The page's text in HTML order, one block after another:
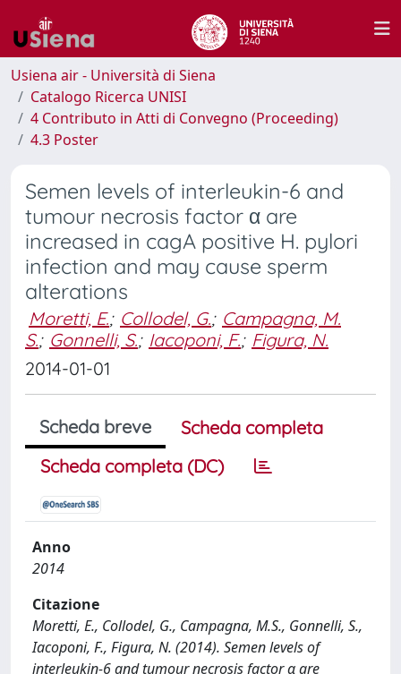
Usiena air - Università di Siena
Catalogo Ricerca UNISI
4 Contributo in Atti di Convegno (Proceeding)
4.3 Poster
Semen levels of interleukin-6 and
tumour necrosis factor α are
increased in cagA positive H. pylori
infection and may cause sperm
alterations
Moretti, E.; Collodel, G.; Campagna, M.
S.; Gonnelli, S.; Iacoponi, F.; Figura, N.
2014-01-01
Scheda breve
Scheda completa
Scheda completa (DC)
Anno
2014
Citazione
Moretti, E., Collodel, G., Campagna, M.S., Gonnelli, S.,
Iacoponi, F., Figura, N. (2014). Semen levels of
interleukin-6 and tumour necrosis factor α are